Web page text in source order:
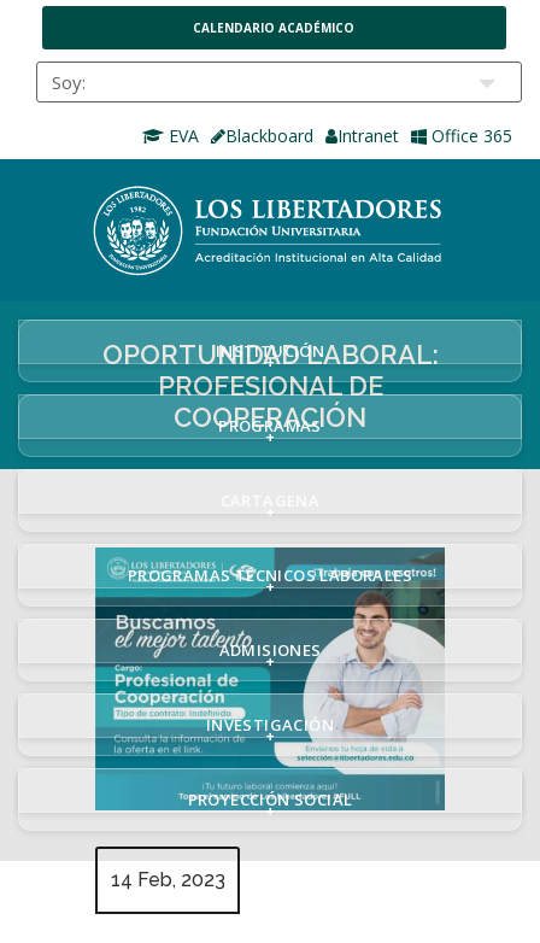
CALENDARIO ACADÉMICO
EVA Blackboard Intranet Office 365
INSTITUCIÓN
+
PROGRAMAS
+
+
PROGRAMAS TÉCNICOS LABORALES
+
ADMISIONES
+
INVESTIGACIÓN
+
PROYECCIÓN SOCIAL
+
OPORTUNIDAD LABORAL:
PROFESIONAL DE
COOPERACIÓN
14 Feb, 2023